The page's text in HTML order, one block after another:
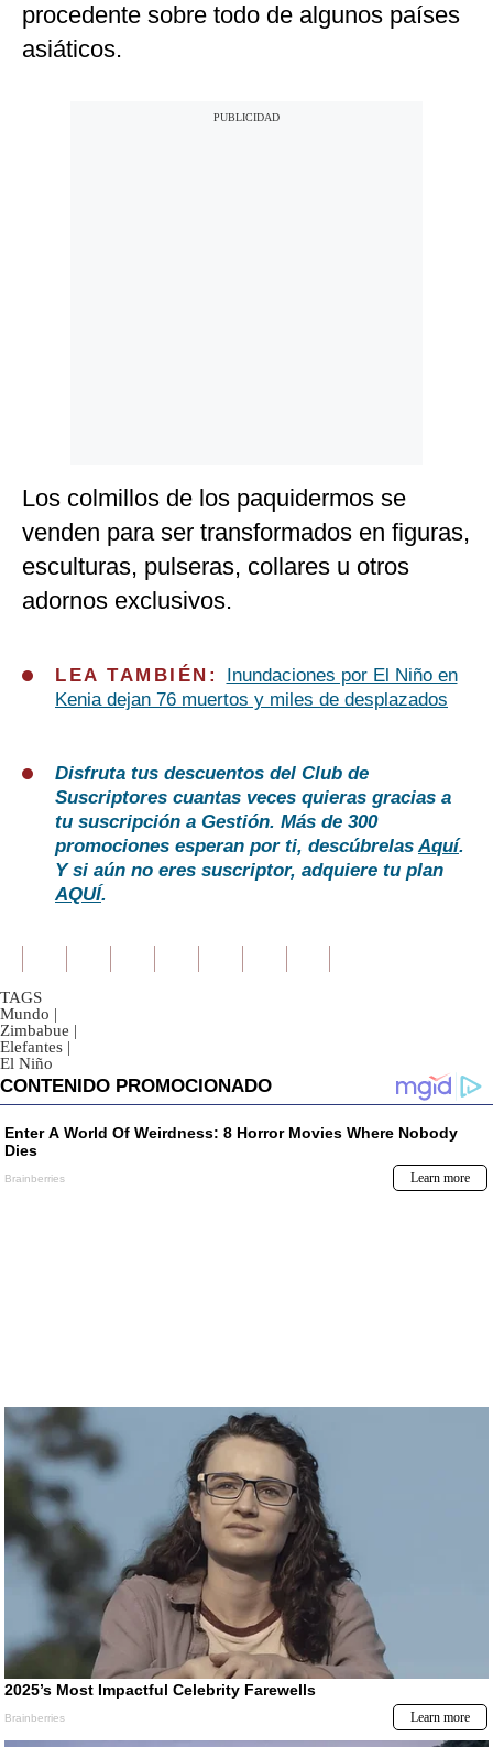
procedente sobre todo de algunos países
asiáticos.
Los colmillos de los paquidermos se
venden para ser transformados en figuras,
esculturas, pulseras, collares u otros
adornos exclusivos.
LEA TAMBIÉN:
Inundaciones por El Niño en
Kenia dejan 76 muertos y miles de desplazados
Disfruta tus descuentos del Club de
Suscriptores cuantas veces quieras gracias a
tu suscripción a Gestión. Más de 300
promociones esperan por ti, descúbrelasAquí.
Y si aún no eres suscriptor, adquiere tu plan
AQUÍ.
TAGS
Mundo |
Zimbabue |
Elefantes |
El Niño